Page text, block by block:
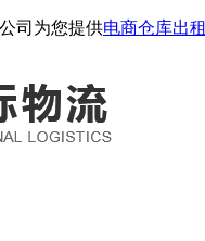
司为您提供电商仓库出租